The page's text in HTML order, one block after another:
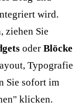
wird.
ziehen Sie
oder Blöcke
Typografie
Sie sofort im
klicken.